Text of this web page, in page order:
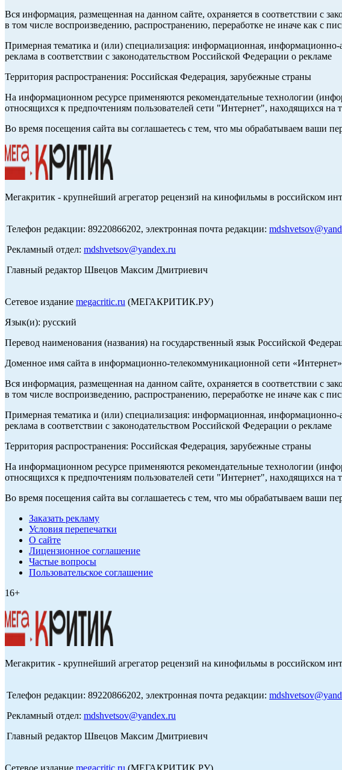
Вся информация, размещенная на данном сайте, охраняется в соответствии с
в том числе воспроизведению, распространению, переработке не иначе как с
Примерная тематика и (или) специализация: информационная, информационно-
реклама в соответствии с законодательством Российской Федерации о рекламе
Территория распространения: Российская Федерация, зарубежные страны
На информационном ресурсе применяются рекомендательные технологии
относящихся к предпочтениям пользователей сети "Интернет", находящихся на
Во время посещения сайта вы соглашаетесь с тем, что мы обрабатываем ваши
Мегакритик - крупнейший агрегатор рецензий на кинофильмы в российском
Телефон редакции: 89220866202, электронная почта редакции:
Рекламный отдел: mdshvetsov@yandex.ru
Главный редактор Швецов Максим Дмитриевич
Сетевое издание megacritic.ru (МЕГАКРИТИК.РУ)
Язык(и): русский
Перевод наименования (названия) на государственный язык Российской
Доменное имя сайта в информационно-телекоммуникационной сети «Интернет»
Вся информация, размещенная на данном сайте, охраняется в соответствии с
в том числе воспроизведению, распространению, переработке не иначе как с
Примерная тематика и (или) специализация: информационная, информационно-
реклама в соответствии с законодательством Российской Федерации о рекламе
Территория распространения: Российская Федерация, зарубежные страны
На информационном ресурсе применяются рекомендательные технологии
относящихся к предпочтениям пользователей сети "Интернет", находящихся на
Во время посещения сайта вы соглашаетесь с тем, что мы обрабатываем ваши
Заказать рекламу
Условия перепечатки
О сайте
Лицензионное соглашение
Частые вопросы
Пользовательское соглашение
16+
Мегакритик - крупнейший агрегатор рецензий на кинофильмы в российском
Телефон редакции: 89220866202, электронная почта редакции:
Рекламный отдел: mdshvetsov@yandex.ru
Главный редактор Швецов Максим Дмитриевич